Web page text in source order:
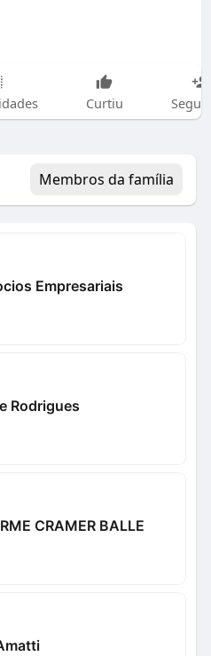
Curtiu
Membros da família
Empresariais
Rodrigues
CRAMER BALLE